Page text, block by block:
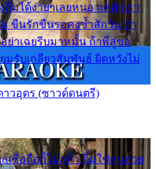
มได้ง่ายๆเลยหนอ แค่ตัวเรา
ขืนรักขืนรอคงช้ำสักวัน ถ้า
ย่าเฉยรีบมาหมั้น ถ้าพี่สู่ขอ
มรับเกลียวสัมพันธ์ ผิดหวังไม่
วอุดร (ซาวด์ดนตรี)
เชื่อถือก็ไม่กล้า ติ๋มใช่คนสวย